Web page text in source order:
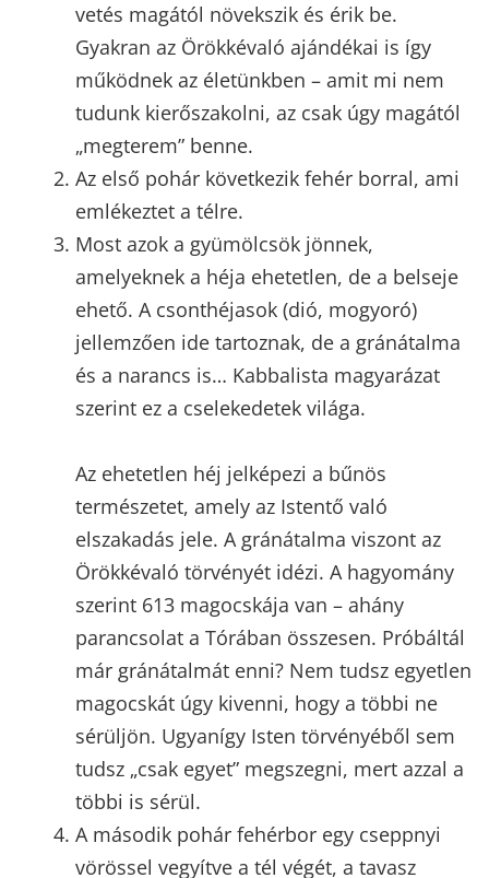
vetés magától növekszik és érik be.
Gyakran az Örökkévaló ajándékai is így
működnek az életünkben – amit mi nem
tudunk kierőszakolni, az csak úgy magától
„megterem” benne.
Az első pohár következik fehér borral, ami
emlékeztet a télre.
Most azok a gyümölcsök jönnek,
amelyeknek a héja ehetetlen, de a belseje
ehető. A csonthéjasok (dió, mogyoró)
jellemzően ide tartoznak, de a gránátalma
és a narancs is… Kabbalista magyarázat
szerint ez a cselekedetek világa.
Az ehetetlen héj jelképezi a bűnös
természetet, amely az Istentő való
elszakadás jele. A gránátalma viszont az
Örökkévaló törvényét idézi. A hagyomány
szerint 613 magocskája van – ahány
parancsolat a Tórában összesen. Próbáltál
már gránátalmát enni? Nem tudsz egyetlen
magocskát úgy kivenni, hogy a többi ne
sérüljön. Ugyanígy Isten törvényéből sem
tudsz „csak egyet” megszegni, mert azzal a
többi is sérül.
A második pohár fehérbor egy cseppnyi
vörössel vegyítve a tél végét, a tavasz